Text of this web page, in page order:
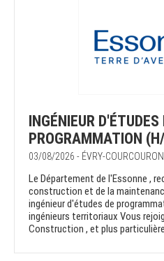
INGÉNIEUR D'ÉTUDES
PROGRAMMATION
03/08/2026 - ÉVRY-
Le Département de l'Essonne ,
construction et de la
ingénieur d'études de
ingénieurs territoriaux Vous
Construction , et plus